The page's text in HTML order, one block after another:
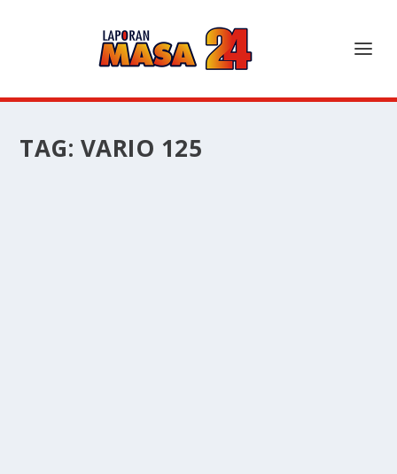
TAG: VARIO 125